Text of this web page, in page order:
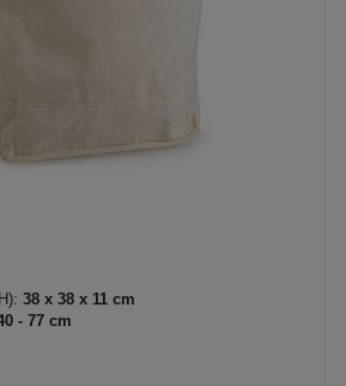
38 x 38 x 11 cm
- 77 cm